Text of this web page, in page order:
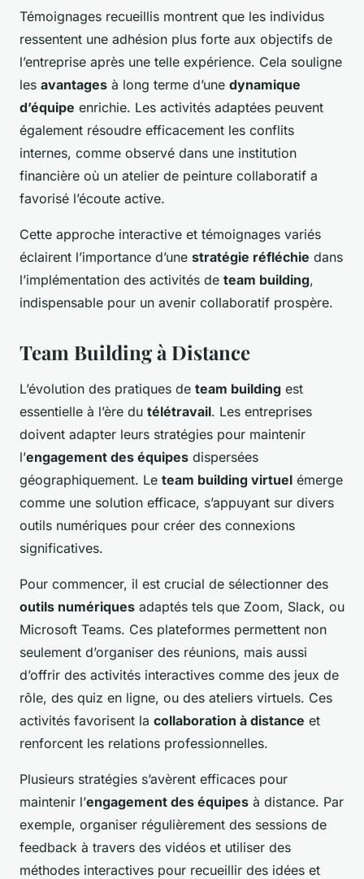
Témoignages recueillis montrent que les individus
ressentent une adhésion plus forte aux objectifs de
l’entreprise après une telle expérience. Cela souligne
les avantages à long terme d’une dynamique
d’équipe enrichie. Les activités adaptées peuvent
également résoudre efficacement les conflits
internes, comme observé dans une institution
financière où un atelier de peinture collaboratif a
favorisé l’écoute active.
Cette approche interactive et témoignages variés
éclairent l’importance d’une stratégie réfléchie dans
l’implémentation des activités de team building,
indispensable pour un avenir collaboratif prospère.
Team Building à Distance
L’évolution des pratiques de team building est
essentielle à l’ère du télétravail. Les entreprises
doivent adapter leurs stratégies pour maintenir
l’engagement des équipes dispersées
géographiquement. Le team building virtuel émerge
comme une solution efficace, s’appuyant sur divers
outils numériques pour créer des connexions
significatives.
Pour commencer, il est crucial de sélectionner des
outils numériques adaptés tels que Zoom, Slack, ou
Microsoft Teams. Ces plateformes permettent non
seulement d’organiser des réunions, mais aussi
d’offrir des activités interactives comme des jeux de
rôle, des quiz en ligne, ou des ateliers virtuels. Ces
activités favorisent la collaboration à distance et
renforcent les relations professionnelles.
Plusieurs stratégies s’avèrent efficaces pour
maintenir l’engagement des équipes à distance. Par
exemple, organiser régulièrement des sessions de
feedback à travers des vidéos et utiliser des
méthodes interactives pour recueillir des idées et